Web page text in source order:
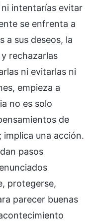
ni intentarías evitar
se enfrenta a
a sus deseos, la
rechazarlas
ni evitarlas ni
empieza a
no es solo
de
una acción.
pasos
protegerse,
parecer buenas